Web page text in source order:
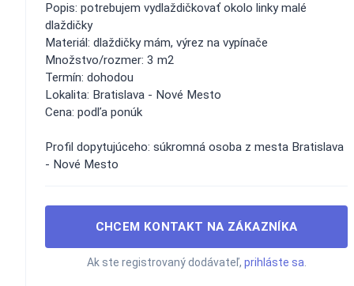
Popis: potrebujem vydlaždičkovať okolo linky malé
dlaždičky
Materiál: dlaždičky mám, výrez na vypínače
Množstvo/rozmer: 3 m2
Termín: dohodou
Lokalita: Bratislava - Nové Mesto
Cena: podľa ponúk
Profil dopytujúceho: súkromná osoba z mesta Bratislava
- Nové Mesto
CHCEM KONTAKT NA ZÁKAZNÍKA
Ak ste registrovaný dodávateľ, prihláste sa